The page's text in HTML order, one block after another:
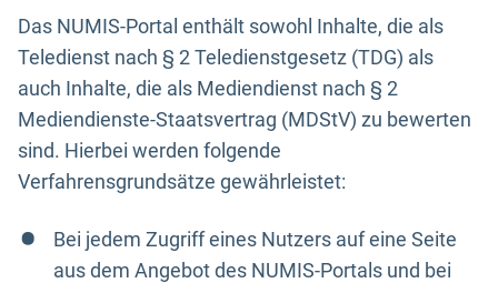
Das NUMIS-Portal enthält sowohl Inhalte, die als
Teledienst nach § 2 Teledienstgesetz (TDG) als
auch Inhalte, die als Mediendienst nach § 2
Mediendienste-Staatsvertrag (MDStV) zu bewerten
sind. Hierbei werden folgende
Verfahrensgrundsätze gewährleistet:
Bei jedem Zugriff eines Nutzers auf eine Seite
aus dem Angebot des NUMIS-Portals und bei